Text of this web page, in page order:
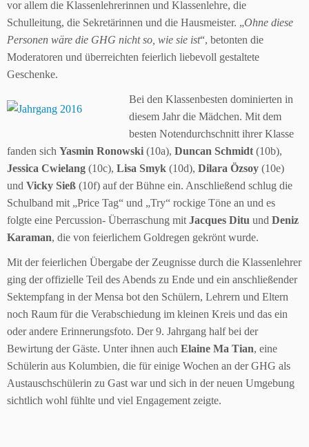
vor allem die Klassenlehrerinnen und Klassenlehre, die
Schulleitung, die Sekretärinnen und die Hausmeister. „Ohne diese
Personen wäre die GHG nicht so, wie sie ist“, betonten die
Moderatoren und überreichten feierlich liebevoll gestaltete
Geschenke.
Bei den Klassenbesten dominierten in
diesem Jahr die Mädchen. Mit dem
besten Notendurchschnitt ihrer Klasse
fanden sich Yasmin Ronowski (10a), Duncan Schmidt (10b),
Jessica Cwielang (10c), Lisa Smyk (10d), Dilara Özsoy (10e)
und Vicky Sieß (10f) auf der Bühne ein. Anschließend schlug die
Schulband mit „Price Tag“ und „Try“ rockige Töne an und es
folgte eine Percussion- Überraschung mit Jacques Ditu und Deniz
Karaman, die von feierlichem Goldregen gekrönt wurde.
Mit der feierlichen Übergabe der Zeugnisse durch die Klassenlehrer
ging der offizielle Teil des Abends zu Ende und ein anschließender
Sektempfang in der Mensa bot den Schülern, Lehrern und Eltern
noch Raum für die Verabschiedung im kleinen Kreis und das ein
oder andere Erinnerungsfoto. Der 9. Jahrgang half bei der
Bewirtung der Gäste. Unter ihnen auch Elaine Ma Tian, eine
Schülerin aus Kolumbien, die für einige Wochen an der GHG als
Austauschschülerin zu Gast war und sich in der neuen Umgebung
sichtlich wohl fühlte und viel Engagement zeigte.